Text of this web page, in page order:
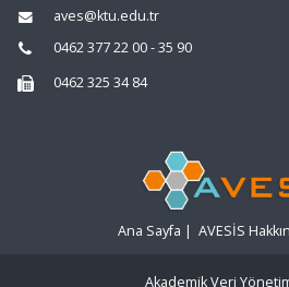
aves@ktu.edu.tr
0462 377 22 00 - 35 90
0462 325 34 84
Ana Sayfa | AVESİS
Akademik Veri